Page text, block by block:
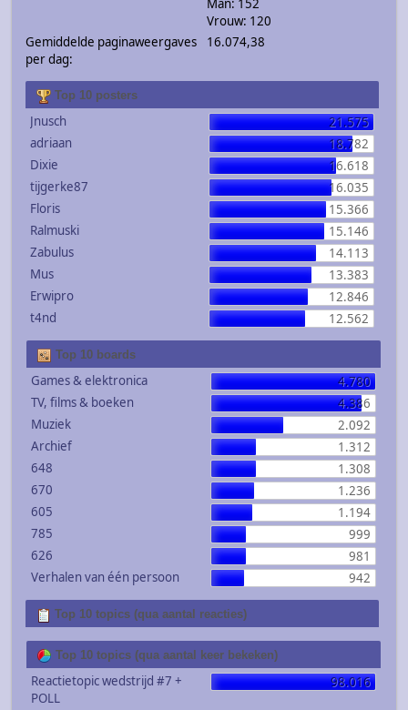
Man: 152
Vrouw: 120
Gemiddelde paginaweergaves
per dag:
16.074,38
Top 10 posters
Jnusch
21.575
adriaan
18.782
Dixie
16.618
tijgerke87
16.035
Floris
15.366
Ralmuski
15.146
Zabulus
14.113
Mus
13.383
Erwipro
12.846
t4nd
12.562
Top 10 boards
Games & elektronica
4.780
TV, films & boeken
4.386
Muziek
2.092
Archief
1.312
648
1.308
670
1.236
605
1.194
785
999
626
981
Verhalen van één persoon
942
Top 10 topics (qua aantal reacties)
Top 10 topics (qua aantal keer bekeken)
Reactietopic wedstrijd #7 +
POLL
98.016